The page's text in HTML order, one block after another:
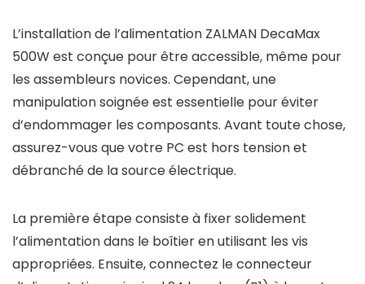
L’installation de l’alimentation ZALMAN DecaMax
500W est conçue pour être accessible, même pour
les assembleurs novices. Cependant, une
manipulation soignée est essentielle pour éviter
d’endommager les composants. Avant toute chose,
assurez-vous que votre PC est hors tension et
débranché de la source électrique.
La première étape consiste à fixer solidement
l’alimentation dans le boîtier en utilisant les vis
appropriées. Ensuite, connectez le connecteur